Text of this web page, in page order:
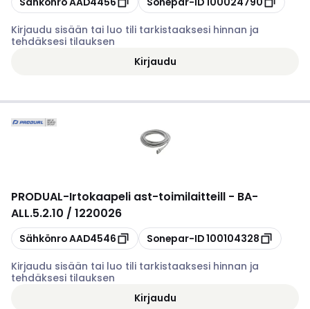
Kirjaudu sisään tai luo tili tarkistaaksesi hinnan ja
tehdäksesi tilauksen
Kirjaudu
PRODUAL-Irtokaapeli ast-toimilaitteill - BA-
ALL.5.2.10 / 1220026
Kopioi
SähkönroAAD4546 Kopioi
Sonepar-ID100104328
Kirjaudu sisään tai luo tili tarkistaaksesi hinnan ja
tehdäksesi tilauksen
Kirjaudu